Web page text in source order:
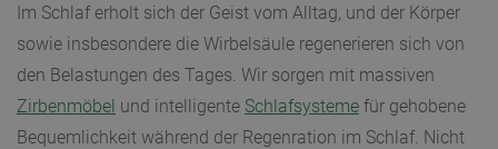
Im Schlaf erholt sich der Geist vom Alltag, und der Körper
sowie insbesondere die Wirbelsäule regenerieren sich von
den Belastungen des Tages. Wir sorgen mit massiven
Zirbenmöbel und intelligente Schlafsysteme für gehobene
Bequemlichkeit während der Regenration im Schlaf. Nicht